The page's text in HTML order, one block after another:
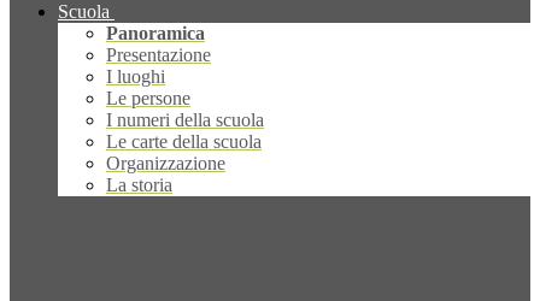
Scuola
Panoramica
Presentazione
I luoghi
Le persone
I numeri della scuola
Le carte della scuola
Organizzazione
La storia